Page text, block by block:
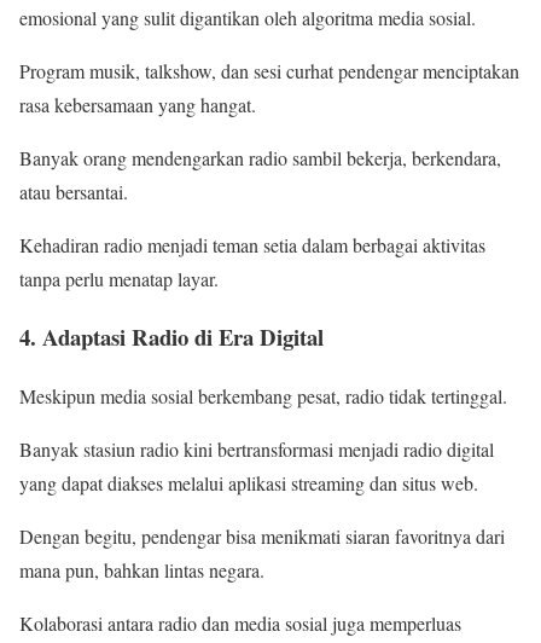
emosional yang sulit digantikan oleh algoritma media sosial.
Program musik, talkshow, dan sesi curhat pendengar menciptakan
rasa kebersamaan yang hangat.
Banyak orang mendengarkan radio sambil bekerja, berkendara,
atau bersantai.
Kehadiran radio menjadi teman setia dalam berbagai aktivitas
tanpa perlu menatap layar.
4. Adaptasi Radio di Era Digital
Meskipun media sosial berkembang pesat, radio tidak tertinggal.
Banyak stasiun radio kini bertransformasi menjadi radio digital
yang dapat diakses melalui aplikasi streaming dan situs web.
Dengan begitu, pendengar bisa menikmati siaran favoritnya dari
mana pun, bahkan lintas negara.
Kolaborasi antara radio dan media sosial juga memperluas